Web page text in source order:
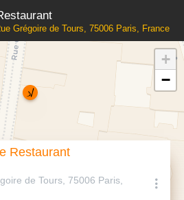
Grégoire de Tours, 75006 Paris, France
Restaurant
de Tours, 75006 Paris,
+
−